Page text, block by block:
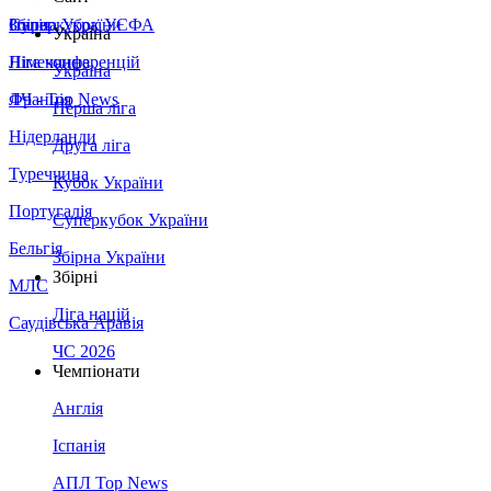
Збірна України
Італія
Німеччина
Франція
Нідерланди
Туреччина
Португалія
Бельгія
МЛС
Саудівська Аравія
Суперкубок УЄФА
Ліга конференцій
ЛЧ - Top News
Україна
Україна
Перша ліга
Друга ліга
Кубок України
Суперкубок України
Збірна України
Збірні
Ліга націй
ЧС 2026
Чемпіонати
Англія
Іспанія
АПЛ Top News